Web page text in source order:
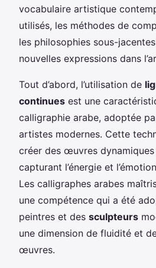
vocabulaire artistique
utilisés, les méthodes de
les philosophies sous-
nouvelles expressions dans
Tout d’abord, l’utilisation de
continues est une
calligraphie arabe, adoptée
artistes modernes. Cette
créer des œuvres
capturant l’énergie et
Les calligraphes arabes
une compétence qui a été
peintres et des sculpteurs
une dimension de fluidité et
œuvres.